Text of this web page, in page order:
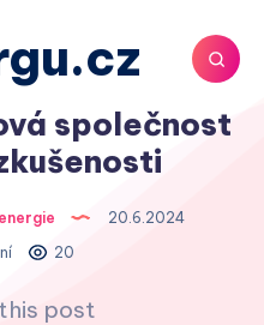
společnost
20.6.2024
20
post